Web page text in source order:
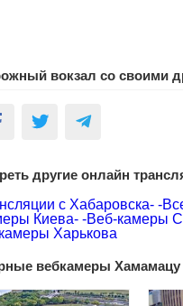
вокзал со своими
другие онлайн
с Хабаровска- -
Киева- -Веб-камеры
Харькова
вебкамеры Хамамацу